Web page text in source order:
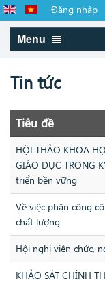
Đăng nhập
Menu
Tin tức
Tiêu đề
HỘI THẢO KHOA
GIÁO DỤC TRONG
triển bền vững
Về việc phân công
chất lượng
Hội nghị viên chức,
KHẢO SÁT CHÍNH